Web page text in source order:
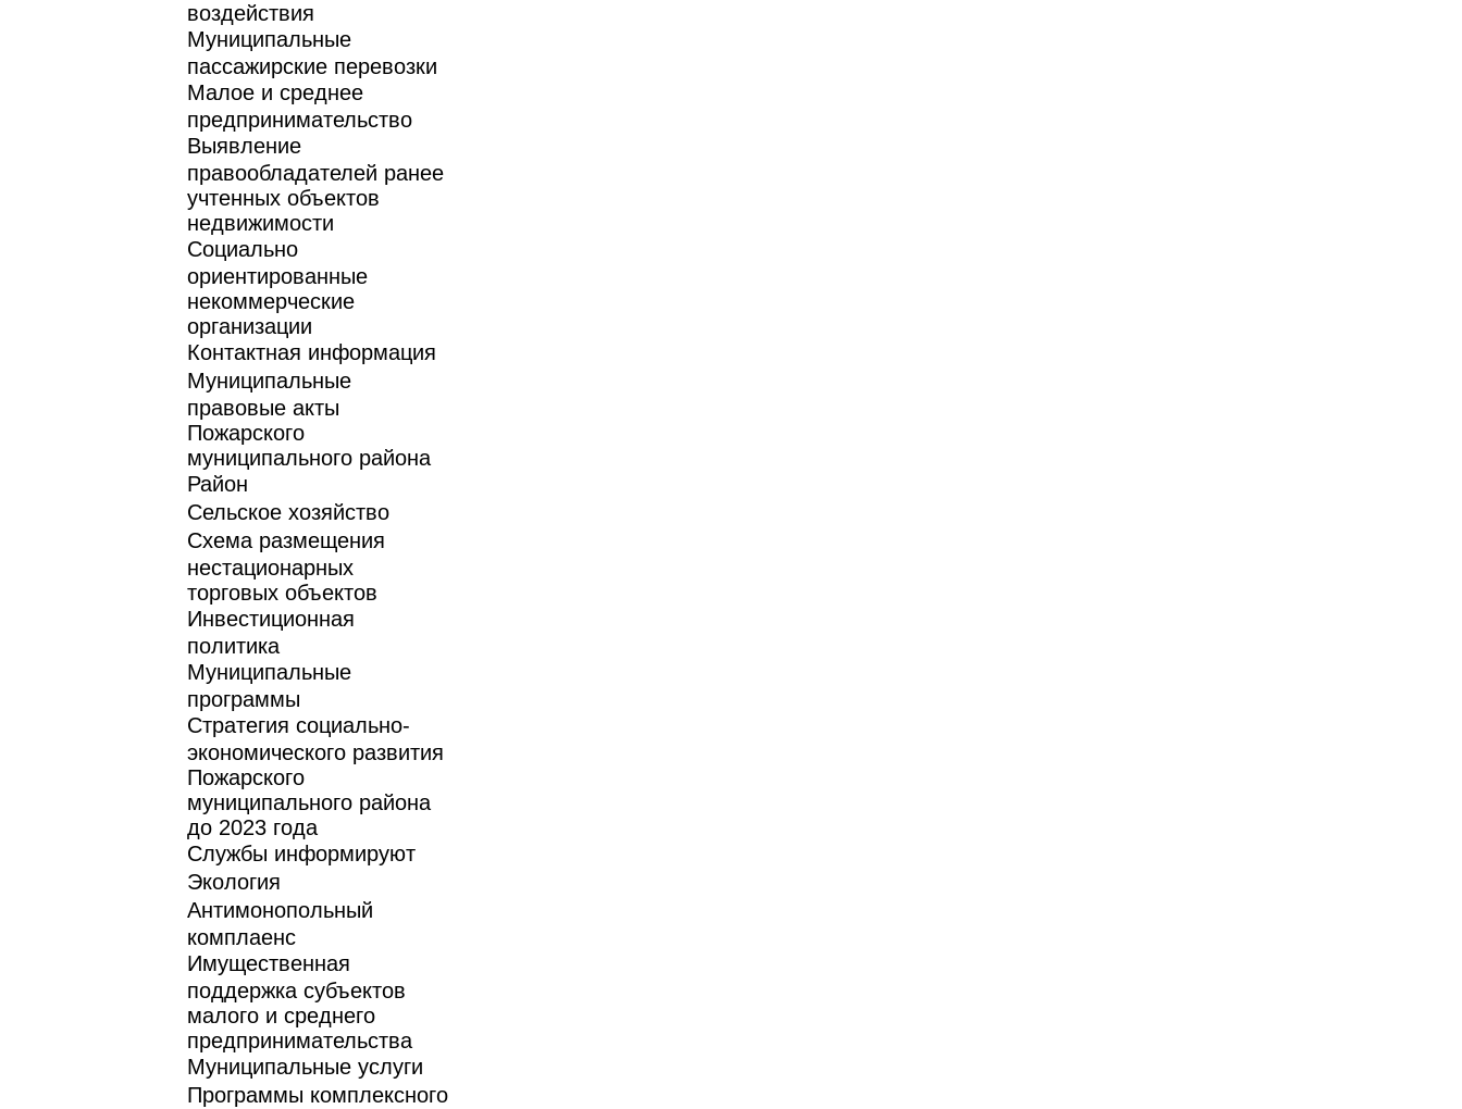
воздействия
Муниципальные
пассажирские перевозки
Малое и среднее
предпринимательство
Выявление
правообладателей ранее
учтенных объектов
недвижимости
Социально
ориентированные
некоммерческие
организации
Контактная информация
Муниципальные
правовые акты
Пожарского
муниципального района
Район
Сельское хозяйство
Схема размещения
нестационарных
торговых объектов
Инвестиционная
политика
Муниципальные
программы
Стратегия социально-
экономического развития
Пожарского
муниципального района
до 2023 года
Службы информируют
Экология
Антимонопольный
комплаенс
Имущественная
поддержка субъектов
малого и среднего
предпринимательства
Муниципальные услуги
Программы комплексного